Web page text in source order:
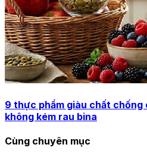
9 thực phẩm giàu chất chống
không kém rau bina
Cùng chuyên mục